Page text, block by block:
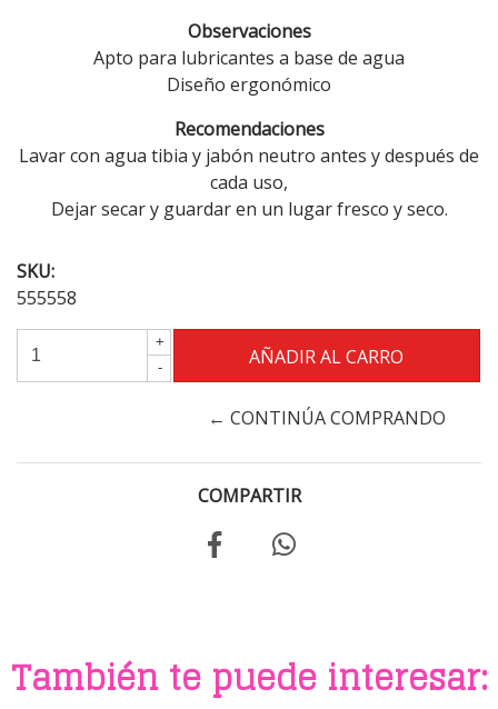
Observaciones
Apto para lubricantes a base de agua
Diseño ergonómico
Recomendaciones
Lavar con agua tibia y jabón neutro antes y después de
cada uso,
Dejar secar y guardar en un lugar fresco y seco.
SKU:
555558
+
-
← CONTINÚA COMPRANDO
COMPARTIR
También te puede interesar: